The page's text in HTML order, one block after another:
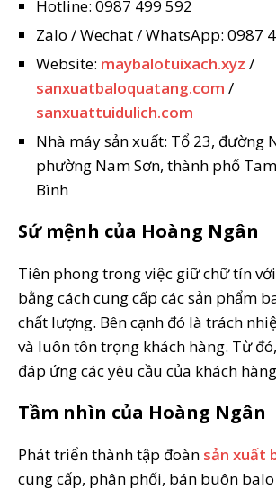
Hotline: 0987 499 592
Zalo / Wechat / WhatsApp: 0987
Website: maybalotuixach.xyz /
sanxuatbaloquatang.com /
sanxuattuidulich.com
Nhà máy sản xuất: Tổ 23, đường
phường Nam Sơn, thành phố
Bình
Sứ mệnh của Hoàng Ngân
Tiên phong trong việc giữ chữ tín
bằng cách cung cấp các sản phẩm
chất lượng. Bên cạnh đó là trách
và luôn tôn trọng khách hàng. Từ
đáp ứng các yêu cầu của khách
Tầm nhìn của Hoàng Ngân
Phát triển thành tập đoàn sản xuất
cung cấp, phân phối, bán buôn